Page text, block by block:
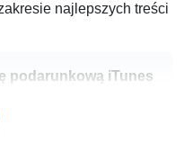
najlepszych treści
podarunkową iTunes